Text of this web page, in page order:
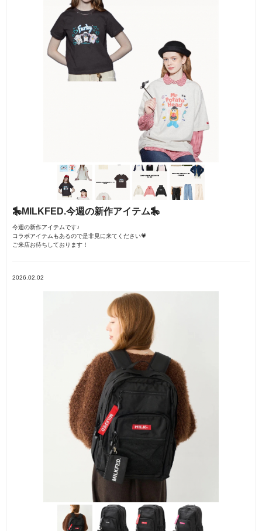
🎠MILKFED.今週の新作アイテム🎠
今週の新作アイテムです♪
コラボアイテムもあるので是非見に来てください💗
ご来店お待ちしております！
2026.02.02